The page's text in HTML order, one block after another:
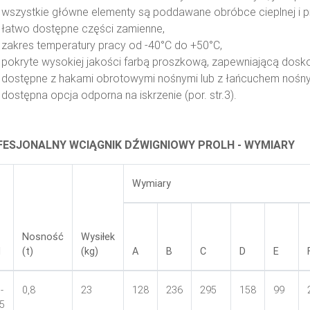
wszystkie główne elementy są poddawane obróbce cieplnej i
łatwo dostępne części zamienne,
zakres temperatury pracy od -40°C do +50°C,
pokryte wysokiej jakości farbą proszkową, zapewniającą
dostępne z hakami obrotowymi nośnymi lub z łańcuchem
dostępna opcja odporna na iskrzenie (por. str.3).
WCIĄGNIK DŹWIGNIOWY PROLH - WYMIARY
Nosność
(t)
Wysiłek
(kg)
Wymiary
A B C D E
0,8 23 128 236 295 158 99